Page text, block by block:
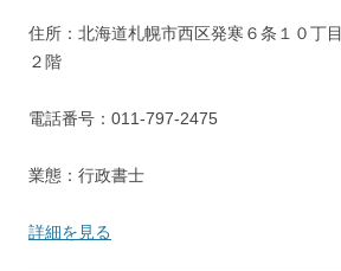
住所：北海道札幌市西区発寒６条１０
２階
電話番号：011-797-2475
業態：行政書士
詳細を見る